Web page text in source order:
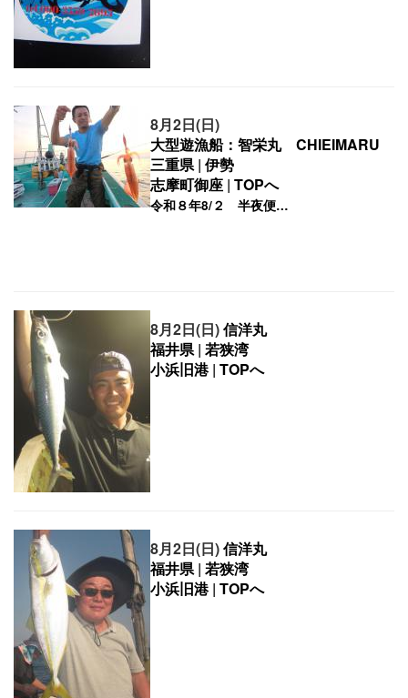
8月2日(日)
大型遊漁船：智栄丸 CHIEIMARU
三重県| 伊勢
志摩町御座 | TOPへ
8月2日(日)信洋丸
福井県| 若狭湾
小浜旧港| TOPへ
8月2日(日)信洋丸
福井県| 若狭湾
小浜旧港| TOPへ